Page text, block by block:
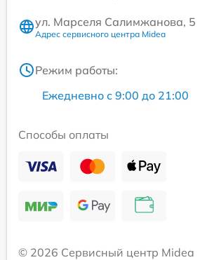
ул. Марселя Салимжанова, 5
Адрес сервисного центра Midea
Режим работы:
Ежедневно с 9:00 до 21:00
Способы оплаты
© 2026 Сервисный центр Midea